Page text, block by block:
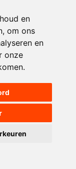
en
om ons
en
onze
2002